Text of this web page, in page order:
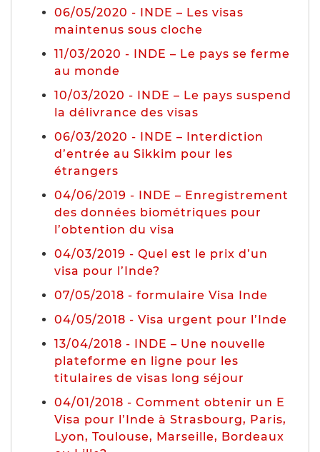
06/05/2020 - INDE – Les visas
maintenus sous cloche
11/03/2020 - INDE – Le pays se ferme
au monde
10/03/2020 - INDE – Le pays suspend
la délivrance des visas
06/03/2020 - INDE – Interdiction
d’entrée au Sikkim pour les
étrangers
04/06/2019 - INDE – Enregistrement
des données biométriques pour
l’obtention du visa
04/03/2019 - Quel est le prix d’un
visa pour l’Inde?
07/05/2018 - formulaire Visa Inde
04/05/2018 - Visa urgent pour l’Inde
13/04/2018 - INDE – Une nouvelle
plateforme en ligne pour les
titulaires de visas long séjour
04/01/2018 - Comment obtenir un E
Visa pour l’Inde à Strasbourg, Paris,
Lyon, Toulouse, Marseille, Bordeaux